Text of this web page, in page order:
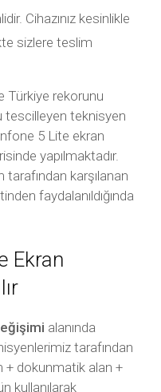
Cihazınız kesinlikle
sizlere teslim
Türkiye rekorunu
tescilleyen teknisyen
5 Lite ekran
yapılmaktadır.
karşılanan
faydalanıldığında
Ekran
alanında
tarafından
+ dokunmatik alan +
kullanılarak